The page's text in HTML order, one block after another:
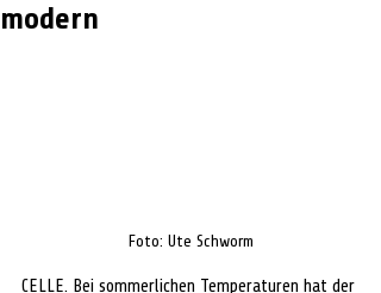
modern
Foto: Ute Schworm
CELLE. Bei sommerlichen Temperaturen hat der